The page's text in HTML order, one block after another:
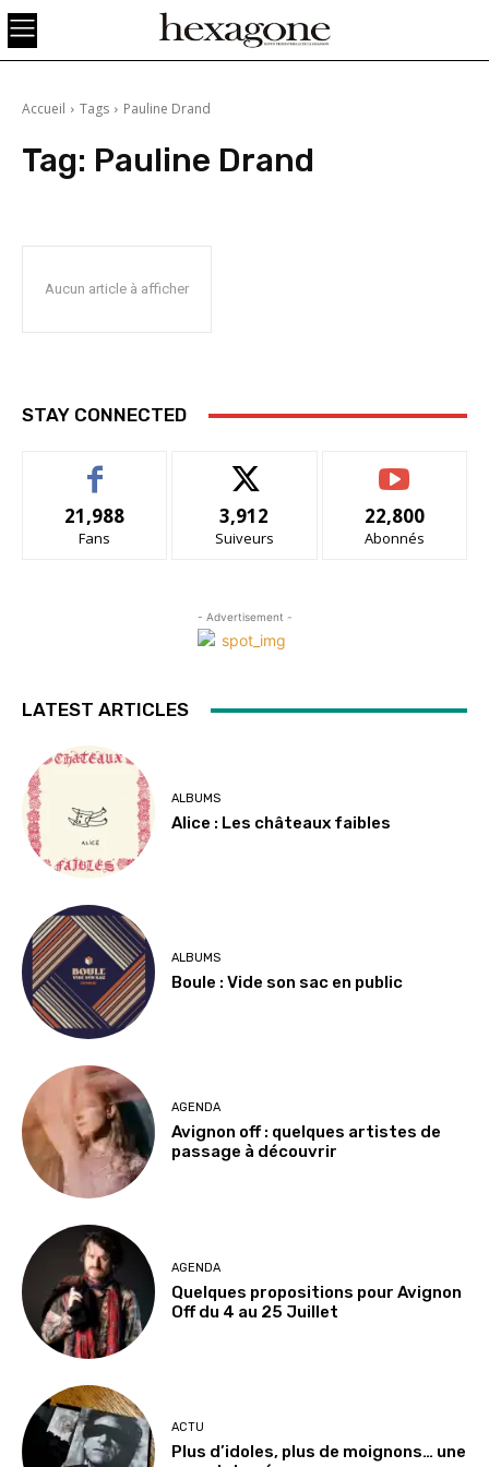
Accueil Tags Pauline Drand
Tag: Pauline Drand
Aucun article à afficher
STAY CONNECTED
21,988
Fans
3,912
Suiveurs
22,800
Abonnés
- Advertisement -
LATEST ARTICLES
ALBUMS
Alice : Les châteaux faibles
ALBUMS
Boule : Vide son sac en public
AGENDA
Avignon off : quelques artistes de
passage à découvrir
AGENDA
Quelques propositions pour Avignon
Off du 4 au 25 Juillet
ACTU
Plus d’idoles, plus de moignons… une